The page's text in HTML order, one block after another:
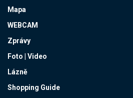
Mapa
WEBCAM
Zprávy
Foto | Video
Lázně
Shopping Guide